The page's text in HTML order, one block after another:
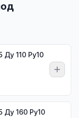
Ду 110 Ру10
Ду 160 Ру10